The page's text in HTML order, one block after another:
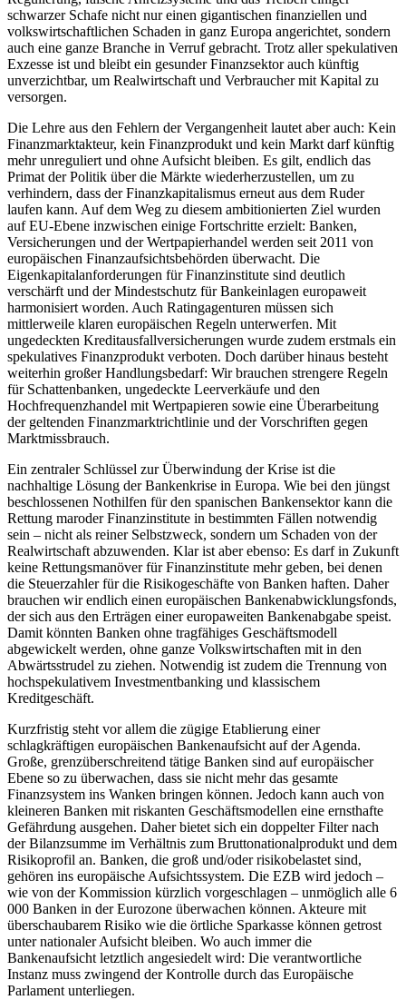
schwarzer Schafe nicht nur einen gigantischen finanziellen und
volkswirtschaftlichen Schaden in ganz Europa angerichtet, sondern
auch eine ganze Branche in Verruf gebracht. Trotz aller spekulativen
Exzesse ist und bleibt ein gesunder Finanzsektor auch künftig
unverzichtbar, um Realwirtschaft und Verbraucher mit Kapital zu
versorgen.
Die Lehre aus den Fehlern der Vergangenheit lautet aber auch: Kein
Finanzmarktakteur, kein Finanzprodukt und kein Markt darf künftig
mehr unreguliert und ohne Aufsicht bleiben. Es gilt, endlich das
Primat der Politik über die Märkte wiederherzustellen, um zu
verhindern, dass der Finanzkapitalismus erneut aus dem Ruder
laufen kann. Auf dem Weg zu diesem ambitionierten Ziel wurden
auf EU-Ebene inzwischen einige Fortschritte erzielt: Banken,
Versicherungen und der Wertpapierhandel werden seit 2011 von
europäischen Finanzaufsichtsbehörden überwacht. Die
Eigenkapitalanforderungen für Finanzinstitute sind deutlich
verschärft und der Mindestschutz für Bankeinlagen europaweit
harmonisiert worden. Auch Ratingagenturen müssen sich
mittlerweile klaren europäischen Regeln unterwerfen. Mit
ungedeckten Kreditausfallversicherungen wurde zudem erstmals ein
spekulatives Finanzprodukt verboten. Doch darüber hinaus besteht
weiterhin großer Handlungsbedarf: Wir brauchen strengere Regeln
für Schattenbanken, ungedeckte Leerverkäufe und den
Hochfrequenzhandel mit Wertpapieren sowie eine Überarbeitung
der geltenden Finanzmarktrichtlinie und der Vorschriften gegen
Marktmissbrauch.
Ein zentraler Schlüssel zur Überwindung der Krise ist die
nachhaltige Lösung der Bankenkrise in Europa. Wie bei den jüngst
beschlossenen Nothilfen für den spanischen Bankensektor kann die
Rettung maroder Finanzinstitute in bestimmten Fällen notwendig
sein – nicht als reiner Selbstzweck, sondern um Schaden von der
Realwirtschaft abzuwenden. Klar ist aber ebenso: Es darf in Zukunft
keine Rettungsmanöver für Finanzinstitute mehr geben, bei denen
die Steuerzahler für die Risikogeschäfte von Banken haften. Daher
brauchen wir endlich einen europäischen Bankenabwicklungsfonds,
der sich aus den Erträgen einer europaweiten Bankenabgabe speist.
Damit könnten Banken ohne tragfähiges Geschäftsmodell
abgewickelt werden, ohne ganze Volkswirtschaften mit in den
Abwärtsstrudel zu ziehen. Notwendig ist zudem die Trennung von
hochspekulativem Investmentbanking und klassischem
Kreditgeschäft.
Kurzfristig steht vor allem die zügige Etablierung einer
schlagkräftigen europäischen Bankenaufsicht auf der Agenda.
Große, grenzüberschreitend tätige Banken sind auf europäischer
Ebene so zu überwachen, dass sie nicht mehr das gesamte
Finanzsystem ins Wanken bringen können. Jedoch kann auch von
kleineren Banken mit riskanten Geschäftsmodellen eine ernsthafte
Gefährdung ausgehen. Daher bietet sich ein doppelter Filter nach
der Bilanzsumme im Verhältnis zum Bruttonationalprodukt und dem
Risikoprofil an. Banken, die groß und/oder risikobelastet sind,
gehören ins europäische Aufsichtssystem. Die EZB wird jedoch –
wie von der Kommission kürzlich vorgeschlagen – unmöglich alle 6
000 Banken in der Eurozone überwachen können. Akteure mit
überschaubarem Risiko wie die örtliche Sparkasse können getrost
unter nationaler Aufsicht bleiben. Wo auch immer die
Bankenaufsicht letztlich angesiedelt wird: Die verantwortliche
Instanz muss zwingend der Kontrolle durch das Europäische
Parlament unterliegen.